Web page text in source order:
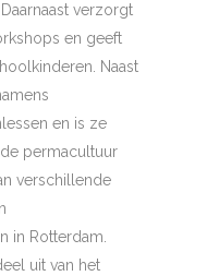
verzorgt
en geeft
Naast
en is ze
permacultuur
verschillende
in Rotterdam.
uit van het